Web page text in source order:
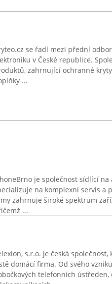
se řadí mezi přední
v České republice.
zahrnující ochranné
...
je společnost sídlící na
na komplexní servis a
zahrnuje široké spektrum
...
s.r.o. je česká
domácí firma. Od svého
telefonních